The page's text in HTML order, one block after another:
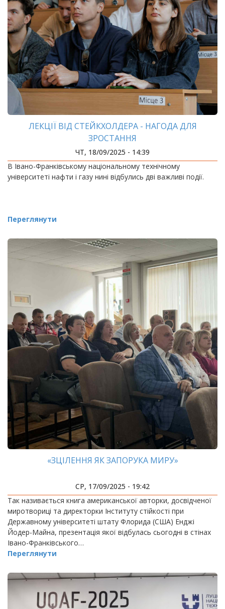
ЛЕКЦІЇ ВІД СТЕЙКХОЛДЕРА - НАГОДА ДЛЯ
ЗРОСТАННЯ
ЧТ, 18/09/2025 - 14:39
В Івано-Франківському національному технічному
університеті нафти і газу нині відбулись дві важливі події.
Переглянути
«ЗЦІЛЕННЯ ЯК ЗАПОРУКА МИРУ»
СР, 17/09/2025 - 19:42
Так називається книга американської авторки, досвідченої
миротвориці та директорки Інституту стійкості при
Державному університеті штату Флорида (США) Енджі
Йодер-Майна, презентація якої відбулась сьогодні в стінах
Івано-Франківського…
Переглянути